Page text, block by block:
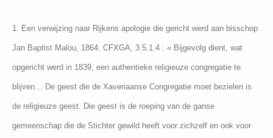
1. Een verwijzing naar Rijkens apologie die gericht werd aan bisschop
Jan Baptist Malou, 1864. CFXGA, 3.5.1.4 : « Bijgevolg dient, wat
opgericht werd in 1839, een authentieke religieuze congregatie te
blijven… De geest die de Xaveriaanse Congregatie moet bezielen is
de religieuze geest. Die geest is de roeping van de ganse
gemeenschap die de Stichter gewild heeft voor zichzelf en ook voor